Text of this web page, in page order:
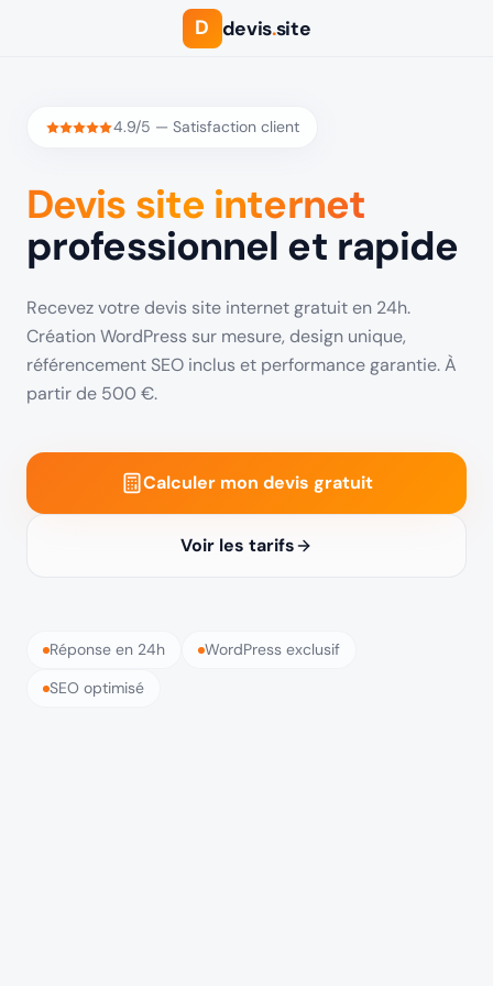
D devis.site
4.9/5 — Satisfaction client
Devis site internet
professionnel et rapide
Recevez votre devis site internet gratuit en 24h.
Création WordPress sur mesure, design unique,
référencement SEO inclus et performance garantie. À
partir de 500 €.
Calculer mon devis gratuit
Voir les tarifs
Réponse en 24h
WordPress exclusif
SEO optimisé